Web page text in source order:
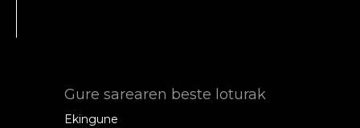
Gure sarearen beste loturak
Ekingune